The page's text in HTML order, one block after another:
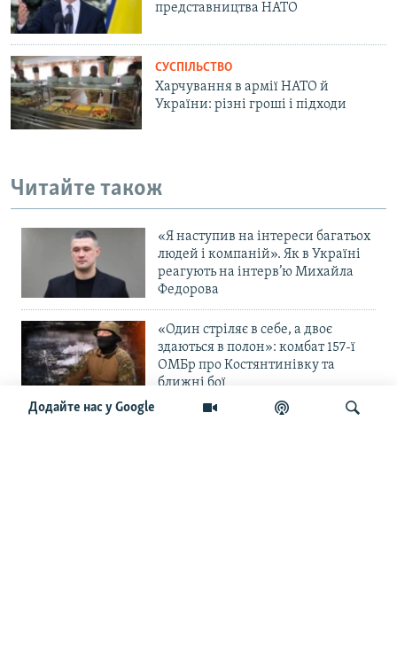
Додайте нас у Google
представництва НАТО
СУСПІЛЬСТВО
Харчування в армії НАТО й
України: різні гроші і підходи
Читайте також
«Я наступив на інтереси багатьох
людей і компаній». Як в Україні
реагують на інтерв’ю Михайла
Федорова
«Один стріляє в себе, а двоє
здаються в полон»: комбат 157-ї
ОМБр про Костянтинівку та
ближні бої